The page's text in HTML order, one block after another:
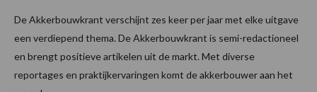
De Akkerbouwkrant verschijnt zes keer per jaar met elke uitgave
een verdiepend thema. De Akkerbouwkrant is semi-redactioneel
en brengt positieve artikelen uit de markt. Met diverse
reportages en praktijkervaringen komt de akkerbouwer aan het